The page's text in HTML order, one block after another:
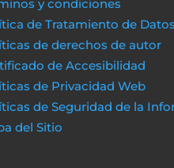
y condiciones
de Tratamiento de
de derechos de autor
de Accesibilidad
de Privacidad Web
de Seguridad de la
del Sitio